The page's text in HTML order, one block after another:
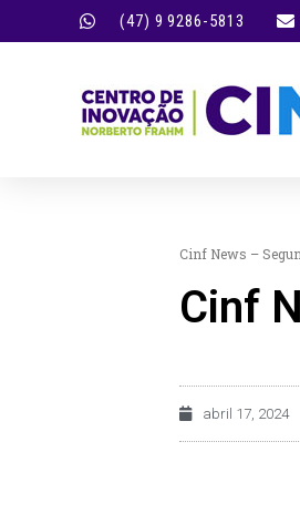
(47) 9 9286-5813
Cinf News –
Cinf
abril 17, 2024